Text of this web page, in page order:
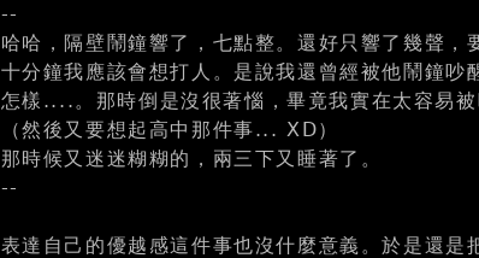
--
哈哈，隔壁鬧鐘響了，七點整。還好只響了幾聲，
十分鐘我應該會想打人。是說我還曾經被他鬧鐘吵
怎樣....。那時倒是沒很著惱，畢竟我實在太容易被
（然後又要想起高中那件事... XD）
那時候又迷迷糊糊的，兩三下又睡著了。
--
表達自己的優越感這件事也沒什麼意義。於是還是